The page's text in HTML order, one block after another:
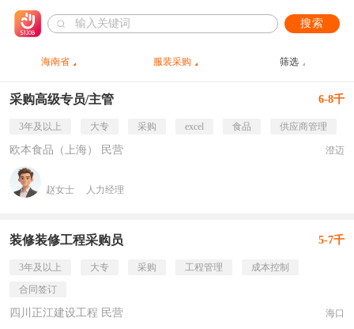
搜索
海南省 服装采购 筛选
采购高级专员/主管 6-8千
3年及以上 大专 采购 excel 食品 供应商管理
欧本食品（上海） 民营 澄迈
赵女士 人力经理
装修装修工程采购员 5-7千
3年及以上 大专 采购 工程管理
成本控制
合同签订
四川正江建设工程 民营 海口